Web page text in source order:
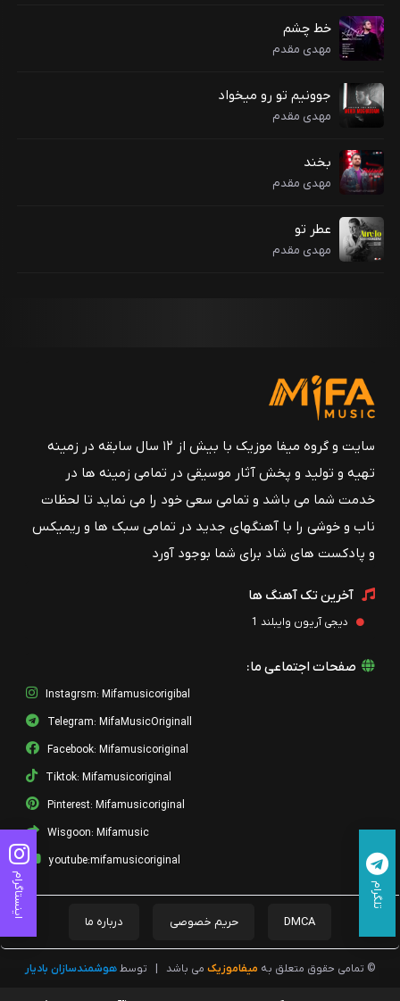
خط چشم
مهدی مقدم
جوونیم تو رو میخواد
مهدی مقدم
بخند
مهدی مقدم
عطر تو
مهدی مقدم
سایت و گروه میفا موزیک با بیش از ۱۲ سال سابقه در زمینه
تهیه و تولید و پخش آثار موسیقی در تمامی زمینه ها در
خدمت شما می باشد و تمامی سعی خود را می نماید تا لحظات
ناب و خوشی را با آهنگهای جدید در تمامی سبک ها و ریمیکس
و پادکست های شاد برای شما بوجود آورد
آخرین تک آهنگ ها
دیجی آریون وایبلند 1
صفحات اجتماعی ما:
Instagrsm: Mifamusicorigibal
Telegram: MifaMusicOriginall
Facebook: Mifamusicoriginal
Tiktok: Mifamusicoriginal
Pinterest: Mifamusicoriginal
Wisgoon: Mifamusic
youtube:mifamusicoriginal
DMCA حریم خصوصی درباره ما
© تمامی حقوق متعلق به میفاموزیک می باشد توسطهوشمندسازان بادیار
اینستاگرام تلگرام